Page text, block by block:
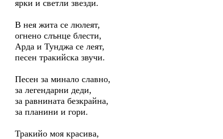
ярки и светли звезди.
В нея жита се люлеят,
огнено слънце блести,
Арда и Тунджа се леят,
песен тракийска звучи.
Песен за минало славно,
за легендарни деди,
за равнината безкрайна,
за планини и гори.
Тракийо моя красива,